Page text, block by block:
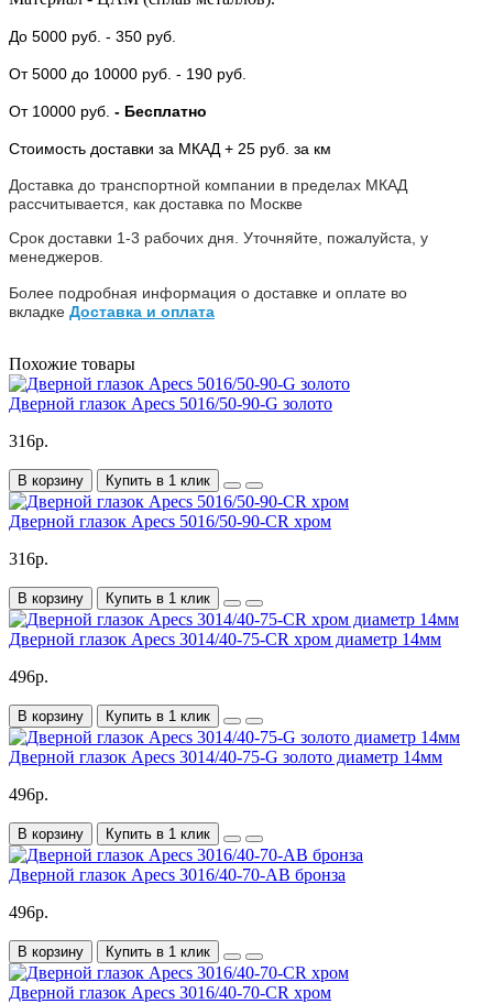
До 5000 руб. - 350 руб.
От 5000 до 10000 руб. - 190 руб.
От 10000 руб. - Бесплатно
Стоимость доставки за МКАД + 25 руб. за км
Доставка до транспортной компании в пределах МКАД
рассчитывается, как доставка по Москве
Срок доставки 1-3 рабочих дня. Уточняйте, пожалуйста, у
менеджеров.
Более подробная информация о доставке и оплате во
вкладке Доставка и оплата
Похожие товары
Дверной глазок Apecs 5016/50-90-G золото
316р.
В корзину Купить в 1 клик
Дверной глазок Apecs 5016/50-90-CR хром
316р.
В корзину Купить в 1 клик
Дверной глазок Apecs 3014/40-75-CR хром диаметр 14мм
496р.
В корзину Купить в 1 клик
Дверной глазок Apecs 3014/40-75-G золото диаметр 14мм
496р.
В корзину Купить в 1 клик
Дверной глазок Apecs 3016/40-70-AB бронза
496р.
В корзину Купить в 1 клик
Дверной глазок Apecs 3016/40-70-CR хром